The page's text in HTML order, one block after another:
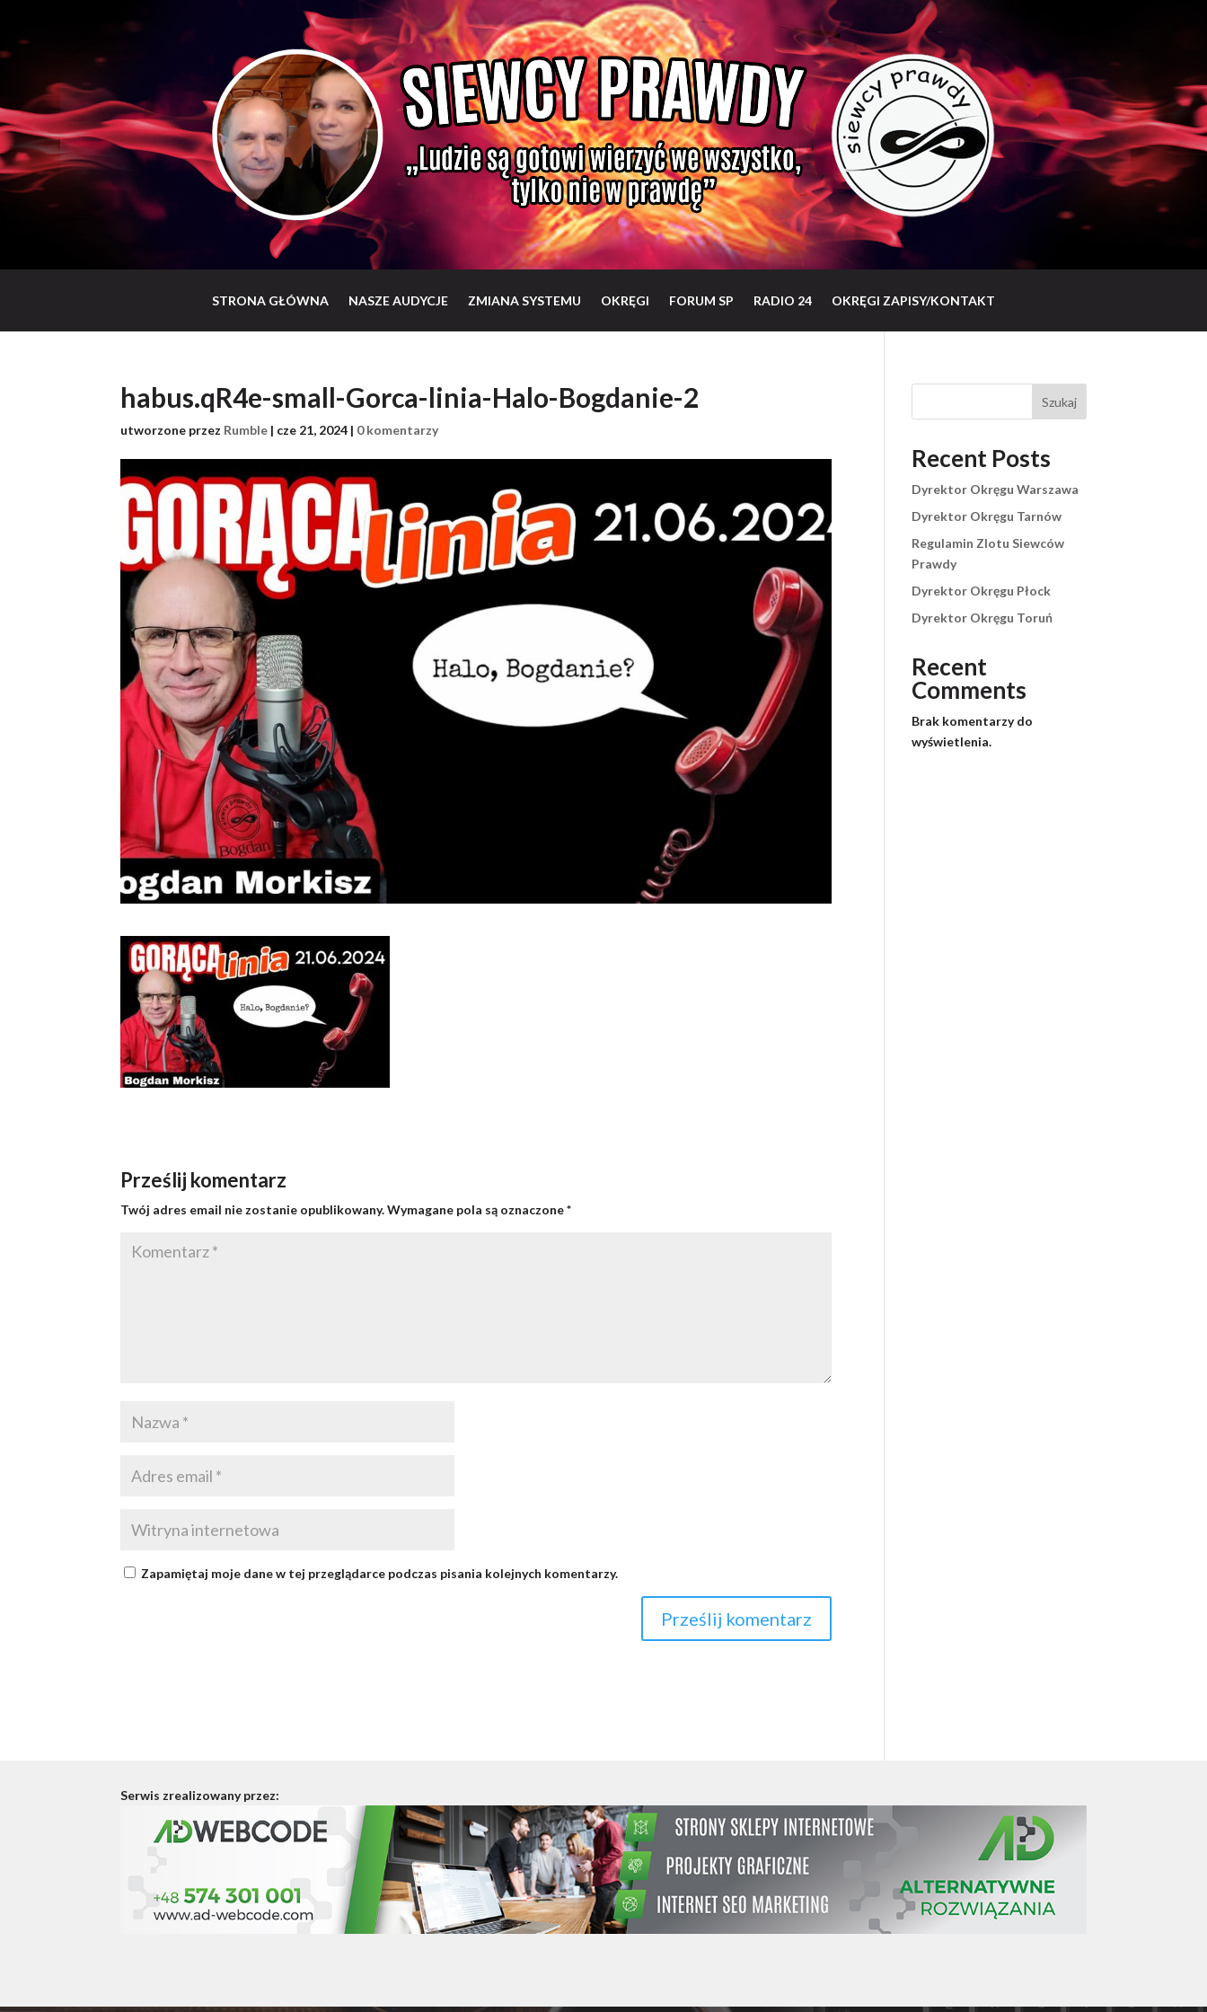
STRONA GŁÓWNA NASZE AUDYCJE ZMIANA SYSTEMU OKRĘGI FORUM SP RADIO 24 OKRĘGI ZAPISY/KONTAKT
habus.qR4e-small-Gorca-linia-Halo-Bogdanie-2
utworzone przez Rumble | cze 21, 2024 | 0 komentarzy
Prześlij komentarz
Twój adres email nie zostanie opublikowany. Wymagane pola są oznaczone*
Zapamiętaj moje dane w tej przeglądarce podczas pisania kolejnych komentarzy.
Szukaj
Recent Posts
Dyrektor Okręgu Warszawa
Dyrektor Okręgu Tarnów
Regulamin Zlotu Siewców
Prawdy
Dyrektor Okręgu Płock
Dyrektor Okręgu Toruń
Recent
Comments
Brak komentarzy do
wyświetlenia.
Serwis zrealizowany przez: